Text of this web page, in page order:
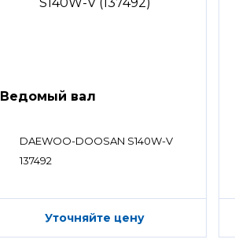
Ведомый вал
DAEWOO-DOOSAN S140W-V
137492
Уточняйте цену